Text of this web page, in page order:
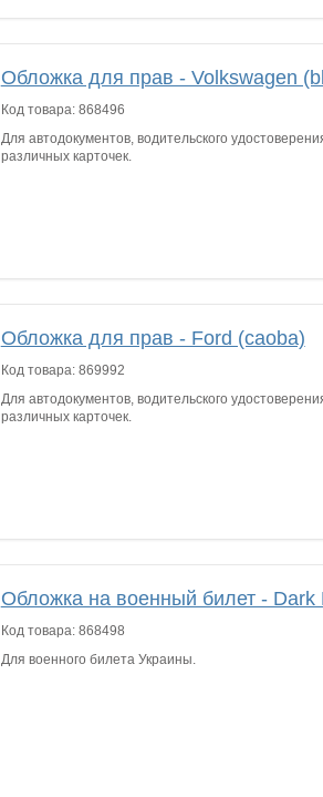
Обложка для прав - Volkswagen
Код товара: 868496
Для автодокументов, водительского
различных карточек.
Обложка для прав - Ford (caoba)
Код товара: 869992
Для автодокументов, водительского
различных карточек.
Обложка на военный билет - Dark
Код товара: 868498
Для военного билета Украины.